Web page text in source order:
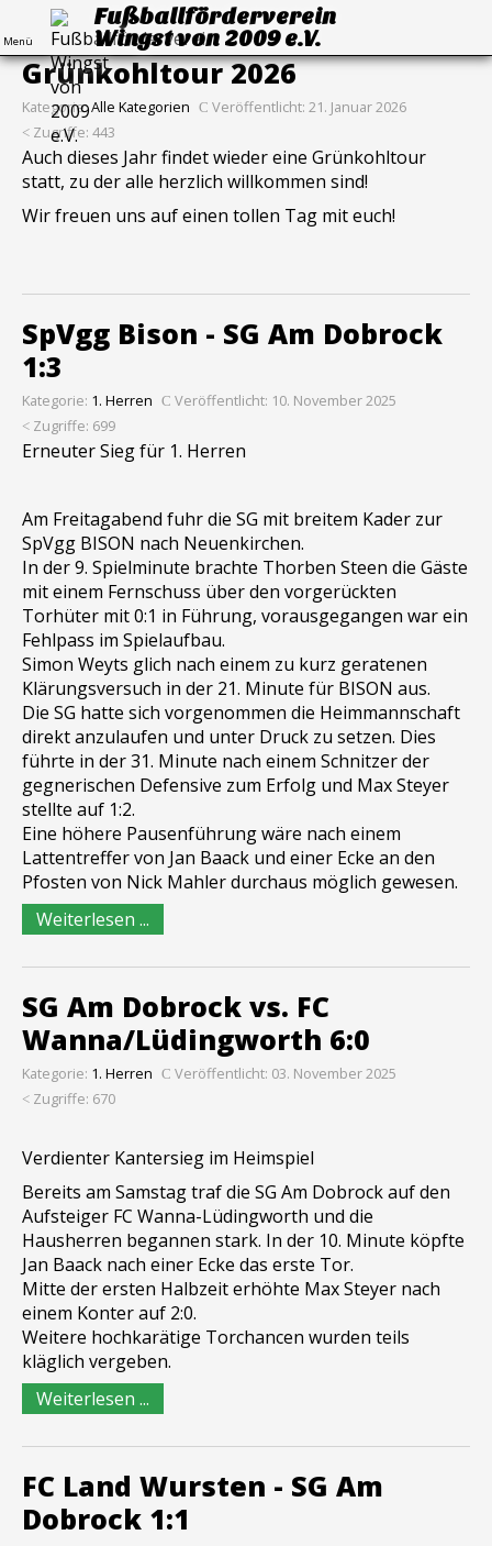
Menü
Fußballförderverein
Wingst von 2009 e.V.
Grünkohltour 2026
Kategorie:Alle Kategorien
Veröffentlicht: 21. Januar 2026
Zugriffe: 443
Auch dieses Jahr findet wieder eine Grünkohltour
statt, zu der alle herzlich willkommen sind!
Wir freuen uns auf einen tollen Tag mit euch!
SpVgg Bison - SG Am Dobrock
1:3
Kategorie: 1. Herren
Veröffentlicht: 10. November 2025
Zugriffe: 699
Erneuter Sieg für 1. Herren
Am Freitagabend fuhr die SG mit breitem Kader zur
SpVgg BISON nach Neuenkirchen.
In der 9. Spielminute brachte Thorben Steen die Gäste
mit einem Fernschuss über den vorgerückten
Torhüter mit 0:1 in Führung, vorausgegangen war ein
Fehlpass im Spielaufbau.
Simon Weyts glich nach einem zu kurz geratenen
Klärungsversuch in der 21. Minute für BISON aus.
Die SG hatte sich vorgenommen die Heimmannschaft
direkt anzulaufen und unter Druck zu setzen. Dies
führte in der 31. Minute nach einem Schnitzer der
gegnerischen Defensive zum Erfolg und Max Steyer
stellte auf 1:2.
Eine höhere Pausenführung wäre nach einem
Lattentreffer von Jan Baack und einer Ecke an den
Pfosten von Nick Mahler durchaus möglich gewesen.
Weiterlesen ...
SG Am Dobrock vs. FC
Wanna/Lüdingworth 6:0
Kategorie: 1. Herren
Veröffentlicht: 03. November 2025
Zugriffe: 670
Verdienter Kantersieg im Heimspiel
Bereits am Samstag traf die SG Am Dobrock auf den
Aufsteiger FC Wanna-Lüdingworth und die
Hausherren begannen stark. In der 10. Minute köpfte
Jan Baack nach einer Ecke das erste Tor.
Mitte der ersten Halbzeit erhöhte Max Steyer nach
einem Konter auf 2:0.
Weitere hochkarätige Torchancen wurden teils
kläglich vergeben.
Weiterlesen ...
FC Land Wursten - SG Am
Dobrock 1:1